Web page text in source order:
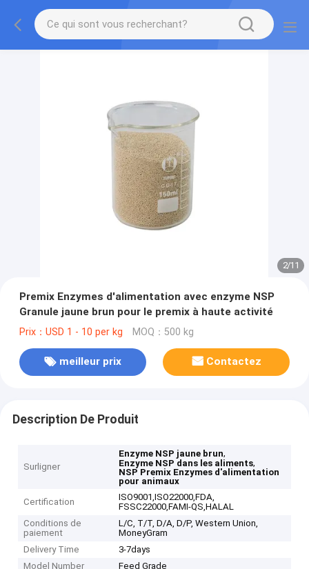
2/11
Premix Enzymes d'alimentation avec enzyme NSP
Granule jaune brun pour le premix à haute activité
Prix：USD 1 - 10 per kg MOQ：500 kg
meilleur prix Contactez
Description De Produit
Surligner
Enzyme NSP jaune brun,
Enzyme NSP dans les aliments,
NSP Premix Enzymes d'alimentation
pour animaux
Certification
ISO9001,ISO22000,FDA,
FSSC22000,FAMI-QS,HALAL
Conditions de
paiement
L/C, T/T, D/A, D/P, Western Union,
MoneyGram
Delivery Time
3-7days
Model Number
Feed Grade